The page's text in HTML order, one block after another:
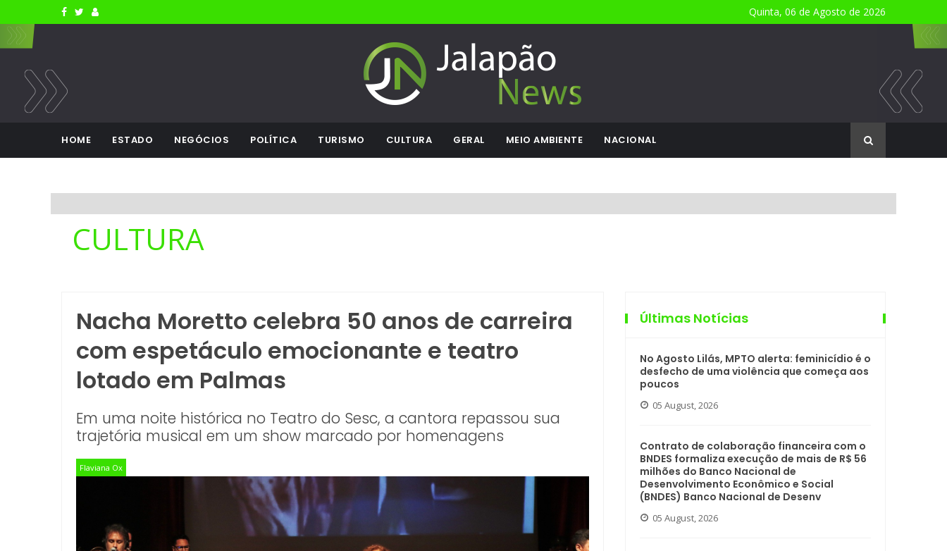
Quinta, 06 de Agosto de 2026
HOME ESTADO NEGÓCIOS POLÍTICA TURISMO CULTURA GERAL MEIO AMBIENTE NACIONAL
CULTURA
Nacha Moretto celebra 50 anos de carreira
com espetáculo emocionante e teatro
lotado em Palmas
Em uma noite histórica no Teatro do Sesc, a cantora repassou sua
trajetória musical em um show marcado por homenagens
Flaviana Ox
Últimas Notícias
No Agosto Lilás, MPTO alerta: feminicídio é o
desfecho de uma violência que começa aos
poucos
05 August, 2026
Contrato de colaboração financeira com o
BNDES formaliza execução de mais de R$ 56
milhões do Banco Nacional de
Desenvolvimento Econômico e Social
(BNDES) Banco Nacional de Desenv
05 August, 2026